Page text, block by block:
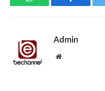
WhatsApp Facebook
Admin
Website